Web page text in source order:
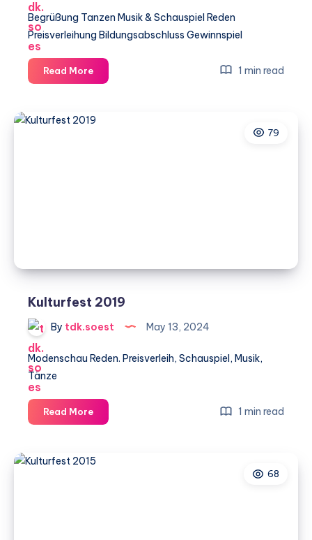
Begrüßung Tanzen Musik & Schauspiel Reden
Preisverleihung Bildungsabschluss Gewinnspiel
Read MoreKulturfest
2022
1 min read
79
Kulturfest 2019
By tdk.soest May 13, 2024
Modenschau Reden. Preisverleih, Schauspiel, Musik,
Tänze
Read MoreKulturfest
2019
1 min read
68